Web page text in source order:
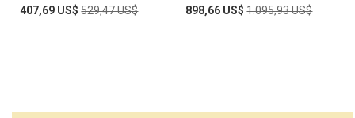
Special
407,69 US$ Regular
529,47 US$
Special
898,66 US$ Regular
1.095,93 US$